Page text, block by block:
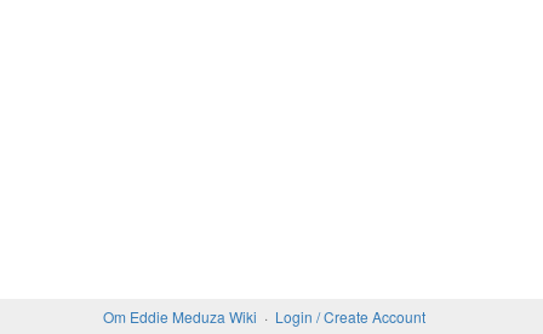
Om Eddie Meduza Wiki Login / Create Account